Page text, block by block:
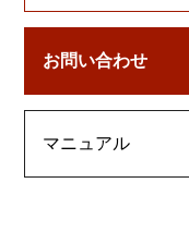
お問い合わせ
マニュアル